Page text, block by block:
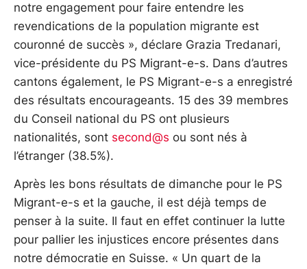
notre engagement pour faire entendre les
revendications de la population migrante est
couronné de succès », déclare Grazia Tredanari,
vice-présidente du PS Migrant-e-s. Dans d’autres
cantons également, le PS Migrant-e-s a enregistré
des résultats encourageants. 15 des 39 membres
du Conseil national du PS ont plusieurs
nationalités, sont second@s ou sont nés à
l’étranger (38.5%).
Après les bons résultats de dimanche pour le PS
Migrant-e-s et la gauche, il est déjà temps de
penser à la suite. Il faut en effet continuer la lutte
pour pallier les injustices encore présentes dans
notre démocratie en Suisse. « Un quart de la